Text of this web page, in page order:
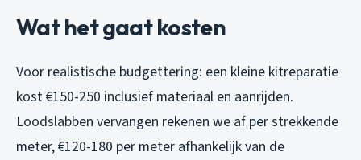
Wat het gaat kosten
Voor realistische budgettering: een kleine kitreparatie
kost €150-250 inclusief materiaal en aanrijden.
Loodslabben vervangen rekenen we af per strekkende
meter, €120-180 per meter afhankelijk van de